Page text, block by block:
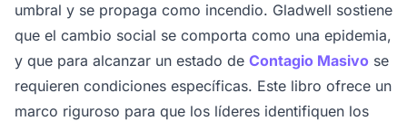
umbral y se propaga como incendio. Gladwell sostiene
que el cambio social se comporta como una epidemia,
y que para alcanzar un estado de Contagio Masivo se
requieren condiciones específicas. Este libro ofrece un
marco riguroso para que los líderes identifiquen los